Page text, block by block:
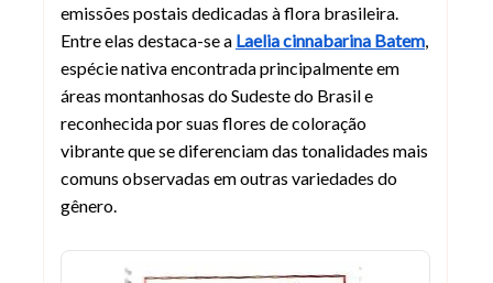
emissões postais dedicadas à flora brasileira.
Entre elas destaca-se a Laelia cinnabarina Batem
espécie nativa encontrada principalmente em
áreas montanhosas do Sudeste do Brasil e
reconhecida por suas flores de coloração
vibrante que se diferenciam das tonalidades mais
comuns observadas em outras variedades do
gênero.